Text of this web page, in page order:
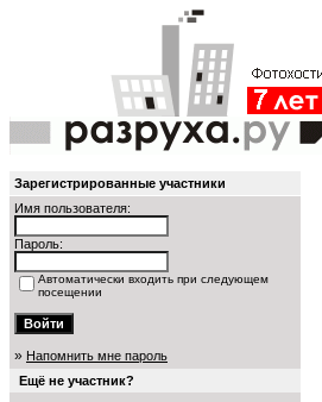
Зарегистрированные участники
Имя пользователя:
Пароль:
Автоматически входить при следующем
посещении
» Напомнить мне пароль
Ещё не участник?